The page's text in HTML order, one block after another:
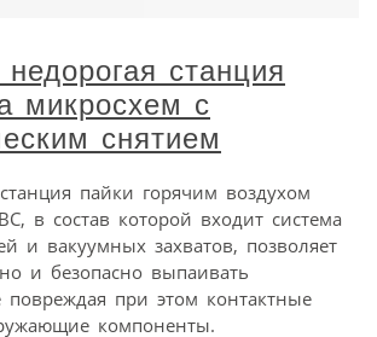
станция
микросхем с
снятием
пайки горячим воздухом
в состав которой входит система
и вакуумных захватов, позволяет
и безопасно выпаивать
при этом контактные
компоненты.